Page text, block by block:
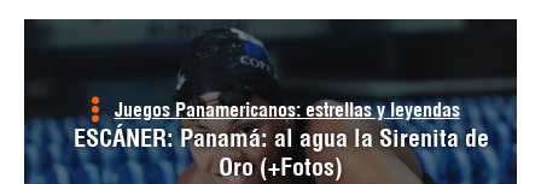
Juegos Panamericanos: estrellas y leyendas
ESCÁNER: Panamá: al agua la Sirenita de
Oro (+Fotos)